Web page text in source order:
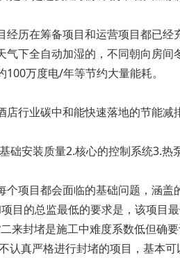
经历在筹备项目和运营项目都已
气下全自动加湿的，不同朝向房
万度电/年等节约大量能耗。
店行业碳中和能快速落地的节能
础安装质量2.核心的控制系统3.热
个项目都会面临的基础问题，涵
目的总监最低的要求是，该项目
来封堵是施工中难度系数低但确
认真严格进行封堵的项目，基本